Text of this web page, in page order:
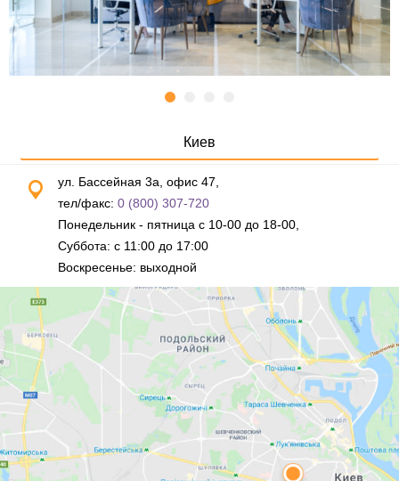
Киев
ул. Бассейная 3а, офис 47,
тел/факс: 0 (800) 307-720
Понедельник - пятница с 10-00 до 18-00,
Суббота: с 11:00 до 17:00
Воскресенье: выходной